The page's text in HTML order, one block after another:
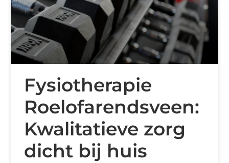
Fysiotherapie
Roelofarendsveen:
Kwalitatieve zorg
dicht bij huis